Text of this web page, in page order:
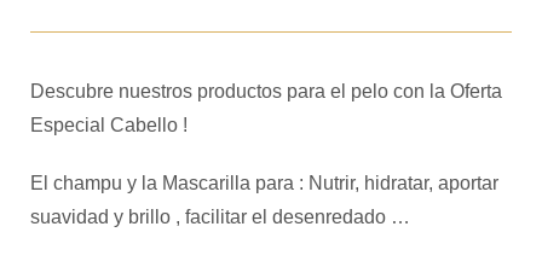
Descubre nuestros productos para el pelo con la Oferta
Especial Cabello !
El champu y la Mascarilla para : Nutrir, hidratar, aportar
suavidad y brillo , facilitar el desenredado …